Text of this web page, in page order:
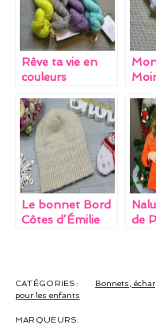
o
k
Rêve ta vie en
couleurs
Le bonnet Bord
Côtes d’Émilie
de
CATÉGORIES: Bonnets,
pour les enfants
MARQUEURS: